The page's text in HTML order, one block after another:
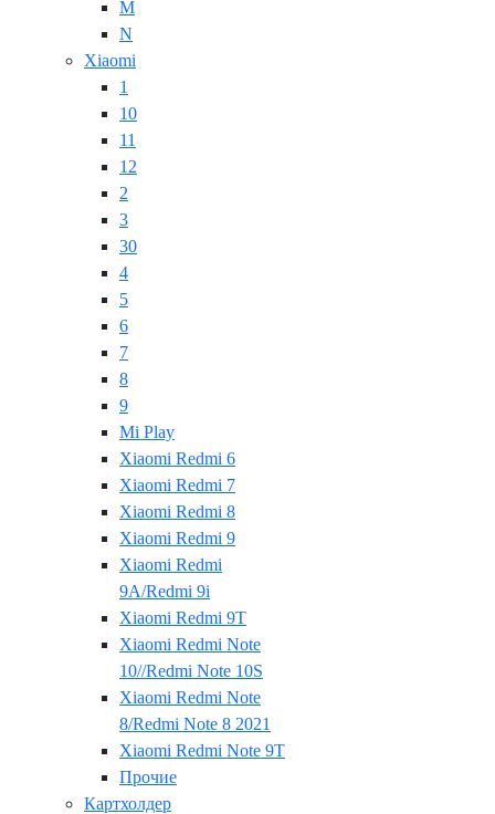
M
N
Xiaomi
1
10
11
12
2
3
30
4
5
6
7
8
9
Mi Play
Xiaomi Redmi 6
Xiaomi Redmi 7
Xiaomi Redmi 8
Xiaomi Redmi 9
Xiaomi Redmi
9A/Redmi 9i
Xiaomi Redmi 9T
Xiaomi Redmi Note
10//Redmi Note 10S
Xiaomi Redmi Note
8/Redmi Note 8 2021
Xiaomi Redmi Note 9T
Прочие
Картхолдер